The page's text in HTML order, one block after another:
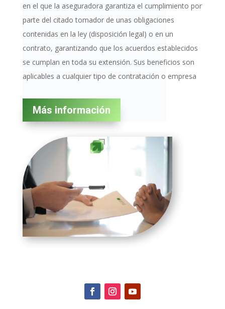
en el que la aseguradora garantiza el cumplimiento por
parte del citado tomador de unas obligaciones
contenidas en la ley (disposición legal) o en un
contrato, garantizando que los acuerdos establecidos
se cumplan en toda su extensión. Sus beneficios son
aplicables a cualquier tipo de contratación o empresa
Más información